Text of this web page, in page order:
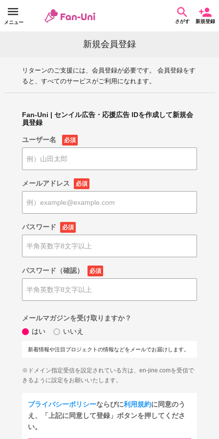
メニュー さがす 新規登録
新規会員登録
リターンのご支援には、会員登録が必要です。 会員登録をす
ると、すべてのサービスがご利用になれます。
Fan-Uni | センイル広告・応援広告 IDを作成して新規会
員登録
ユーザー名 必須
メールアドレス 必須
パスワード 必須
パスワード（確認） 必須
メールマガジンを受け取りますか？
はい
いいえ
新着情報や注目プロジェクトの情報などをメールでお届けします。
※ドメイン指定受信を設定されている方は、en-jine.comを受信で
きるように設定をお願いいたします。
プライバシーポリシーならびに利用規約に同意のう
え、「上記に同意して登録」ボタンを押してくださ
い。